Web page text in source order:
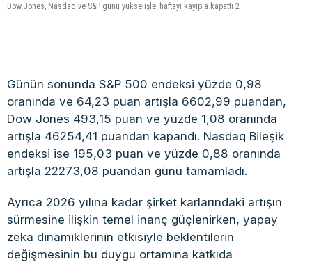
Dow Jones, Nasdaq ve S&P günü yükselişle, haftayı kayıpla kapattı 2
Günün sonunda S&P 500 endeksi yüzde 0,98
oranında ve 64,23 puan artışla 6602,99 puandan,
Dow Jones 493,15 puan ve yüzde 1,08 oranında
artışla 46254,41 puandan kapandı. Nasdaq Bileşik
endeksi ise 195,03 puan ve yüzde 0,88 oranında
artışla 22273,08 puandan günü tamamladı.
Ayrıca 2026 yılına kadar şirket karlarındaki artışın
sürmesine ilişkin temel inanç güçlenirken, yapay
zeka dinamiklerinin etkisiyle beklentilerin
değişmesinin bu duygu ortamına katkıda